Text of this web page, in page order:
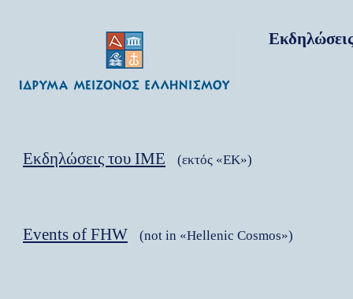
Εκδηλώσεις του IME (εκτός «ΕΚ»)
Events of FHW (not in «Hellenic Cosmos»)